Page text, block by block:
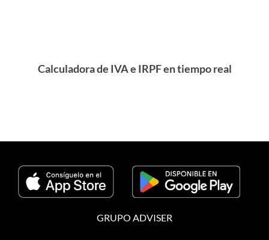
Calculadora de IVA e IRPF en tiempo real
GRUPO ADVISER